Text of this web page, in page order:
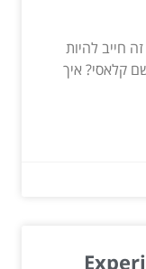
חייב להיות
קלאסי? איך